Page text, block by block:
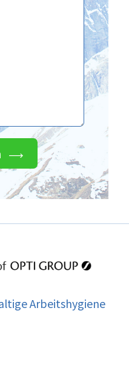
Arbeitshygiene